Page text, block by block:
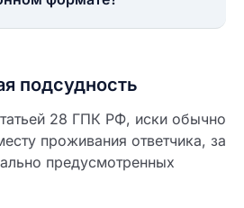
подсудность
28 ГПК РФ, иски обычно
проживания ответчика, за
предусмотренных